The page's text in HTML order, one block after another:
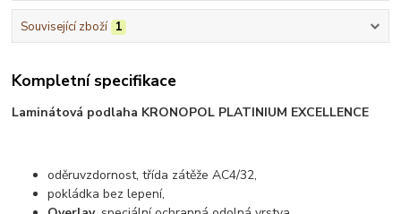
Související zboží 1
Kompletní specifikace
Laminátová podlaha KRONOPOL PLATINIUM EXCELLENCE
oděruvzdornost, třída zátěže AC4/32,
pokládka bez lepení,